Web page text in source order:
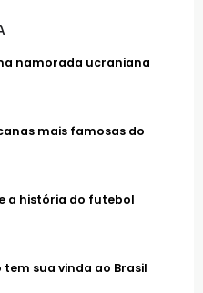
namorada ucraniana
mais famosas do
a história do futebol
sua vinda ao Brasil